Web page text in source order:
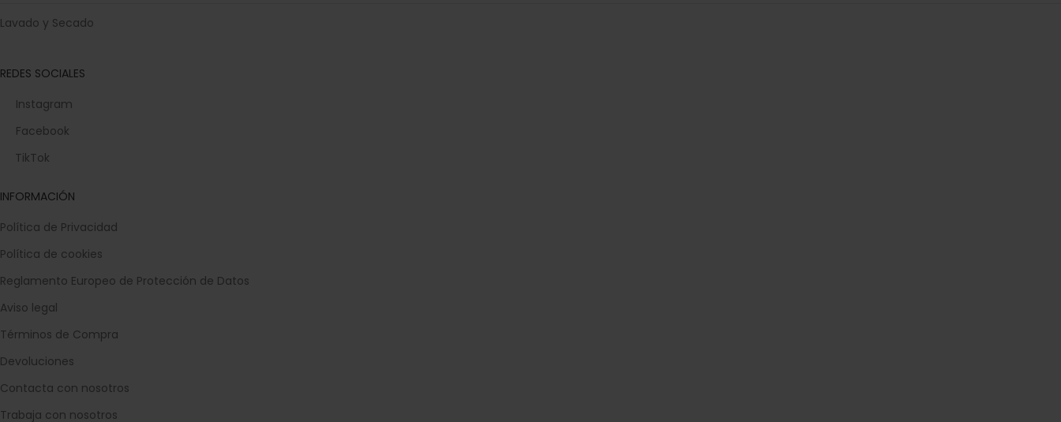
Lavado y Secado
REDES SOCIALES
Instagram
Facebook
TikTok
INFORMACIÓN
Política de Privacidad
Política de cookies
Reglamento Europeo de Protección de Datos
Aviso legal
Términos de Compra
Devoluciones
Contacta con nosotros
Trabaja con nosotros